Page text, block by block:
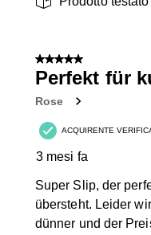
5 su 5 stelle.
Perfekt für
Rose
ACQUIRENTE
3 mesi fa
Super Slip, der
übersteht. Leider
dünner und der